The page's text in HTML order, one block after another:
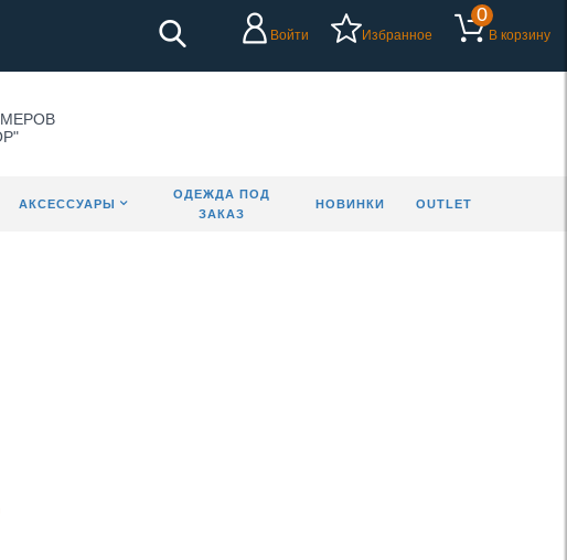
Войти Избранное
0
В корзину
АКСЕССУАРЫ
ОДЕЖДА ПОД
ЗАКАЗ
НОВИНКИ OUTLET